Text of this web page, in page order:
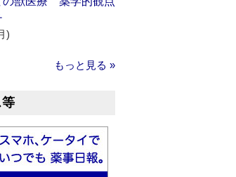
)
もっと見る »